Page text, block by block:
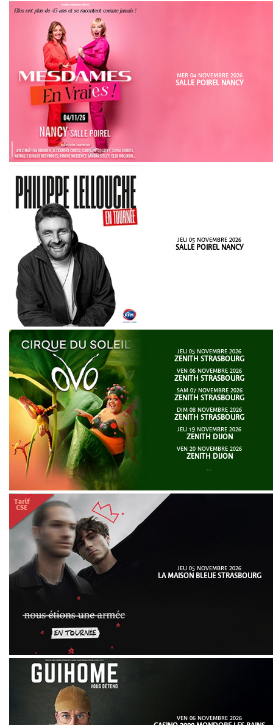
MER 04 NOVEMBRE 2026
SALLE POIREL NANCY
JEU 05 NOVEMBRE 2026
SALLE POIREL NANCY
JEU 05 NOVEMBRE 2026
ZENITH STRASBOURG
VEN 06 NOVEMBRE 2026
ZENITH STRASBOURG
SAM 07 NOVEMBRE 2026
ZENITH STRASBOURG
DIM 08 NOVEMBRE 2026
ZENITH STRASBOURG
JEU 19 NOVEMBRE 2026
ZENITH DIJON
VEN 20 NOVEMBRE 2026
ZENITH DIJON
...
JEU 05 NOVEMBRE 2026
LA MAISON BLEUE STRASBOURG
VEN 06 NOVEMBRE 2026